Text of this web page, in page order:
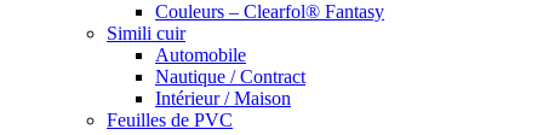
Couleurs – Clearfol® Fantasy
Simili cuir
Automobile
Nautique / Contract
Intérieur / Maison
Feuilles de PVC